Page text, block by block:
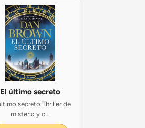
El último secreto
secreto Thriller de
misterio y c...